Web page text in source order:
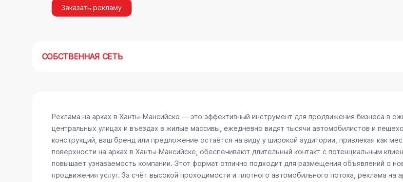
Заказать рекламу
СОБСТВЕННАЯ СЕТЬ
Реклама на арках в Ханты-Мансийске — это эффективный инструмент для продвижения бизнеса в
центральных улицах и въездах в жилые массивы, ежедневно видят тысячи автомобилистов и
конструкций, ваш бренд или предложение остаётся на виду у широкой аудитории, привлекая как
поверхности на арках в Ханты-Мансийске, обеспечивают длительный контакт с потенциальным
повышает узнаваемость компании. Этот формат отлично подходит для размещения объявлений о
продвижения услуг. За счёт высокой проходимости и плотного автомобильного потока, реклама на